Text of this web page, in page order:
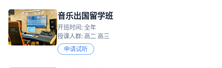
音乐出国留学班
开班时间: 全年
授课人群: 高二 高三
申请试听